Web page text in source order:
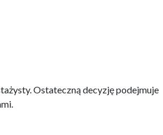
Ostateczną decyzję podejmuje